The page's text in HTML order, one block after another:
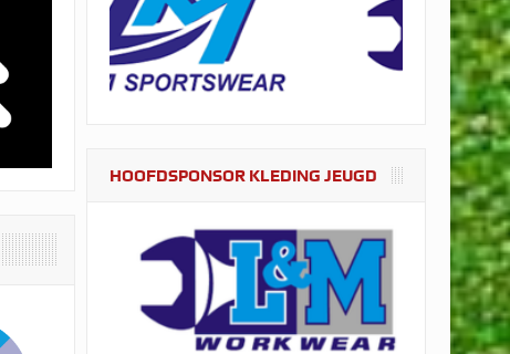
HOOFDSPONSOR KLEDING JEUGD